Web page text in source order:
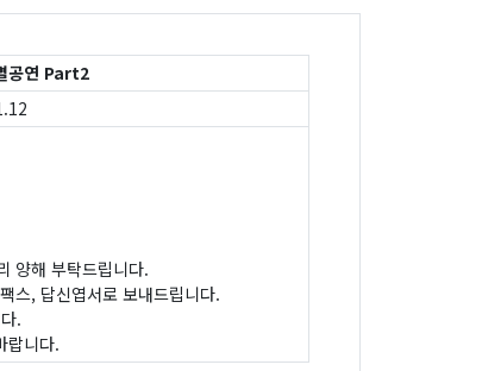
공연 Part2
양해 부탁드립니다.
스, 답신엽서로 보내드립니다.
.
랍니다.